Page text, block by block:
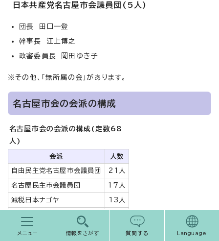
日本共産党名古屋市会議員団(5人)
団長 田口一登
幹事長 江上博之
政審委員長 岡田ゆき子
※その他、「無所属の会」があります。
名古屋市会の会派の構成
名古屋市会の会派の構成(定数68
人)
会派 人数
自由民主党名古屋市会議員団 21人
名古屋民主市会議員団 17人
減税日本ナゴヤ 13人
公明党名古屋市会議員団
日本共産党名古屋市会議員団
メニュー 情報をさがす 質問する Language